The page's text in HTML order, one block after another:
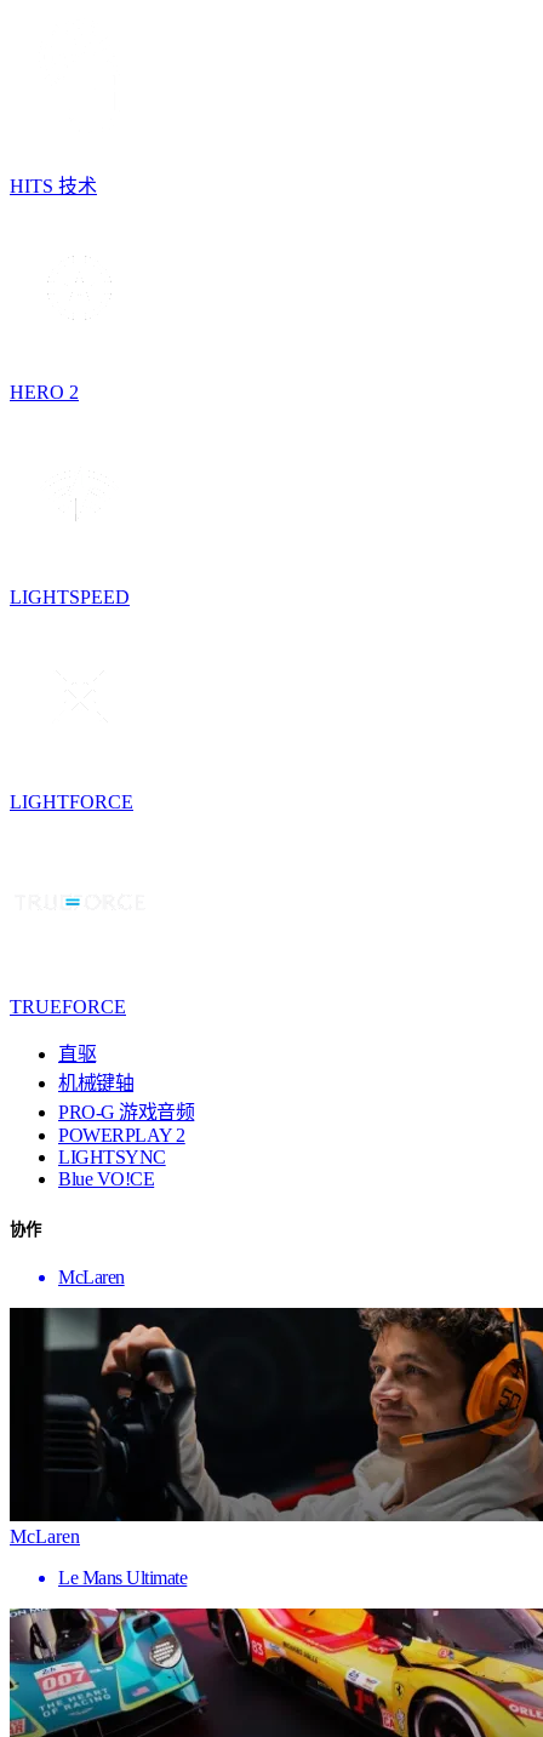
HITS 技术
HERO 2
LIGHTSPEED
LIGHTFORCE
TRUEFORCE
直驱
机械键轴
PRO-G 游戏音频
POWERPLAY 2
LIGHTSYNC
Blue VO!CE
协作
McLaren
McLaren
Le Mans Ultimate